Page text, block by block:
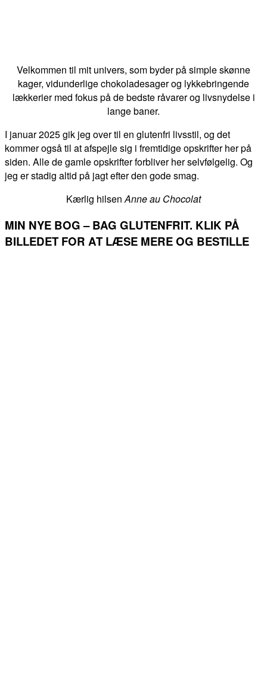
Velkommen til mit univers, som byder på simple skønne
kager, vidunderlige chokoladesager og lykkebringende
lækkerier med fokus på de bedste råvarer og livsnydelse i
lange baner.
I januar 2025 gik jeg over til en glutenfri livsstil, og det
kommer også til at afspejle sig i fremtidige opskrifter her på
siden. Alle de gamle opskrifter forbliver her selvfølgelig. Og
jeg er stadig altid på jagt efter den gode smag.
Kærlig hilsenAnne au Chocolat
MIN NYE BOG – BAG GLUTENFRIT. KLIK PÅ
BILLEDET FOR AT LÆSE MERE OG BESTILLE